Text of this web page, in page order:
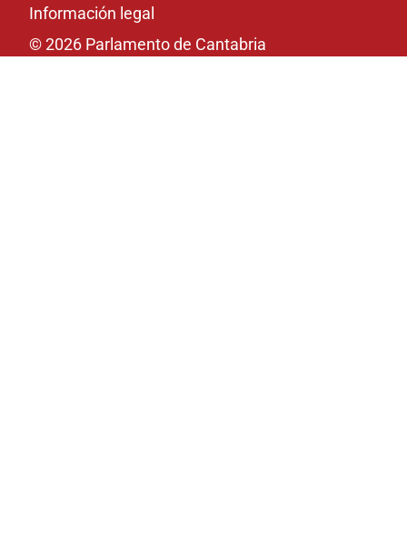
Información legal
© 2026 Parlamento de Cantabria